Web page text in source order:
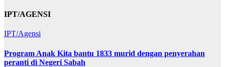
IPT/AGENSI
IPT/Agensi
Program Anak Kita bantu 1833 murid dengan penyerahan
peranti di Negeri Sabah